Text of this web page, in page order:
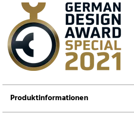
Produktinformationen